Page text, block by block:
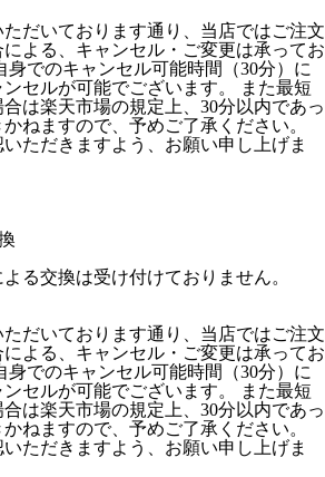
だいております通り、当店ではご注文
よる、キャンセル・ご変更は承ってお
身でのキャンセル可能時間（30分）に
セルが可能でございます。 また最短
は楽天市場の規定上、30分以内であっ
ねますので、予めご了承ください。
ただきますよう、お願い申し上げま
る交換は受け付けておりません。
だいております通り、当店ではご注文
よる、キャンセル・ご変更は承ってお
身でのキャンセル可能時間（30分）に
セルが可能でございます。 また最短
は楽天市場の規定上、30分以内であっ
ねますので、予めご了承ください。
ただきますよう、お願い申し上げま